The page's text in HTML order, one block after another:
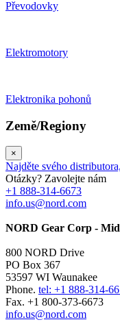
Převodovky
Elektromotory
Elektronika pohonů
Země/Regiony
×
Najděte svého
Otázky? Zavolejte nám
+1 888-314-6673
info.us@nord.com
NORD Gear Corp -
800 NORD Drive
PO Box 367
53597 WI Waunakee
Phone. tel: +1 888-314-
Fax. +1 800-373-6673
info.us@nord.com